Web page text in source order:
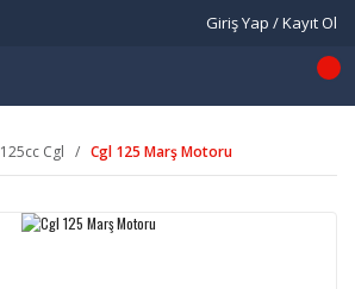
Giriş Yap / Kayıt Ol
125cc Cgl Cgl 125 Marş Motoru